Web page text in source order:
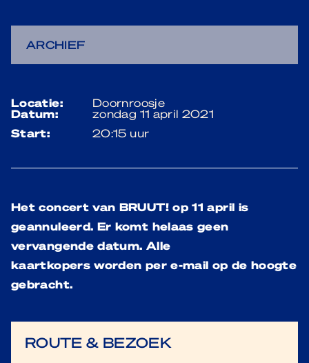
ARCHIEF
locatie: Doornroosje
datum:
zondag 11 april 2021
start:
20:15 uur
Het concert van BRUUT! op 11 april is
geannuleerd. Er komt helaas geen
vervangende datum. Alle
kaartkopersworden per e-mail op de hoogte
gebracht.
ROUTE & BEZOEK